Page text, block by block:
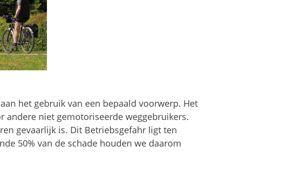
het gebruik van een bepaald voorwerp. Het
niet gemotoriseerde weggebruikers.
gevaarlijk is. Dit Betriebsgefahr ligt ten
50% van de schade houden we daarom